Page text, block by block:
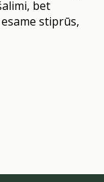
bet
stiprūs,